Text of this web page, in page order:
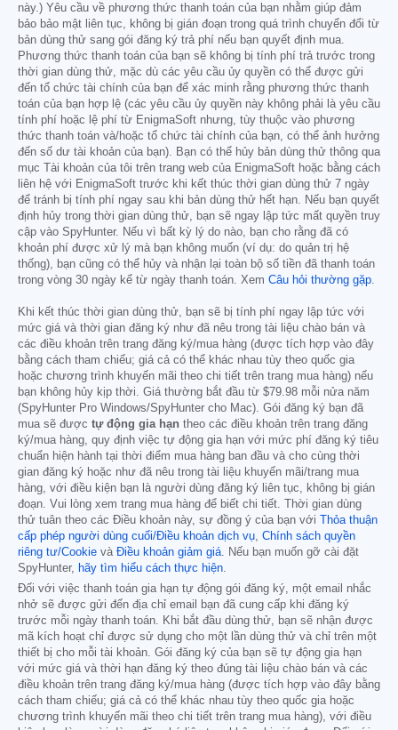
này.) Yêu cầu về phương thức thanh toán của bạn nhằm giúp đảm
bảo bảo mật liên tục, không bị gián đoạn trong quá trình chuyển đổi từ
bản dùng thử sang gói đăng ký trả phí nếu bạn quyết định mua.
Phương thức thanh toán của bạn sẽ không bị tính phí trả trước trong
thời gian dùng thử, mặc dù các yêu cầu ủy quyền có thể được gửi
đến tổ chức tài chính của bạn để xác minh rằng phương thức thanh
toán của bạn hợp lệ (các yêu cầu ủy quyền này không phải là yêu cầu
tính phí hoặc lệ phí từ EnigmaSoft nhưng, tùy thuộc vào phương
thức thanh toán và/hoặc tổ chức tài chính của bạn, có thể ảnh hưởng
đến số dư tài khoản của bạn). Bạn có thể hủy bản dùng thử thông qua
mục Tài khoản của tôi trên trang web của EnigmaSoft hoặc bằng cách
liên hệ với EnigmaSoft trước khi kết thúc thời gian dùng thử 7 ngày
để tránh bị tính phí ngay sau khi bản dùng thử hết hạn. Nếu bạn quyết
định hủy trong thời gian dùng thử, bạn sẽ ngay lập tức mất quyền truy
cập vào SpyHunter. Nếu vì bất kỳ lý do nào, bạn cho rằng đã có
khoản phí được xử lý mà bạn không muốn (ví dụ: do quản trị hệ
thống), bạn cũng có thể hủy và nhận lại toàn bộ số tiền đã thanh toán
trong vòng 30 ngày kể từ ngày thanh toán. Xem Câu hỏi thường gặp
Khi kết thúc thời gian dùng thử, bạn sẽ bị tính phí ngay lập tức với
mức giá và thời gian đăng ký như đã nêu trong tài liệu chào bán và
các điều khoản trên trang đăng ký/mua hàng (được tích hợp vào đây
bằng cách tham chiếu; giá cả có thể khác nhau tùy theo quốc gia
hoặc chương trình khuyến mãi theo chi tiết trên trang mua hàng) nếu
bạn không hủy kịp thời. Giá thường bắt đầu từ $79.98 mỗi nửa năm
(SpyHunter Pro Windows/SpyHunter cho Mac). Gói đăng ký bạn đã
mua sẽ được tự động gia hạn theo các điều khoản trên trang đăng
ký/mua hàng, quy định việc tự động gia hạn với mức phí đăng ký tiêu
chuẩn hiện hành tại thời điểm mua hàng ban đầu và cho cùng thời
gian đăng ký hoặc như đã nêu trong tài liệu khuyến mãi/trang mua
hàng, với điều kiện bạn là người dùng đăng ký liên tục, không bị gián
đoạn. Vui lòng xem trang mua hàng để biết chi tiết. Thời gian dùng
thử tuân theo các Điều khoản này, sự đồng ý của bạn với Thỏa thuận
cấp phép người dùng cuối/Điều khoản dịch vụ Chính sách quyền
riêng tư/Cookie và Điều khoản giảm giá . Nếu bạn muốn gỡ cài đặt
SpyHunter,
hãy tìm hiểu cách thực hiện
Đối với việc thanh toán gia hạn tự động gói đăng ký, một email nhắc
nhở sẽ được gửi đến địa chỉ email bạn đã cung cấp khi đăng ký
trước mỗi ngày thanh toán. Khi bắt đầu dùng thử, bạn sẽ nhận được
mã kích hoạt chỉ được sử dụng cho một lần dùng thử và chỉ trên một
thiết bị cho mỗi tài khoản. Gói đăng ký của bạn sẽ tự động gia hạn
với mức giá và thời hạn đăng ký theo đúng tài liệu chào bán và các
điều khoản trên trang đăng ký/mua hàng (được tích hợp vào đây bằng
cách tham chiếu; giá cả có thể khác nhau tùy theo quốc gia hoặc
chương trình khuyến mãi theo chi tiết trên trang mua hàng), với điều